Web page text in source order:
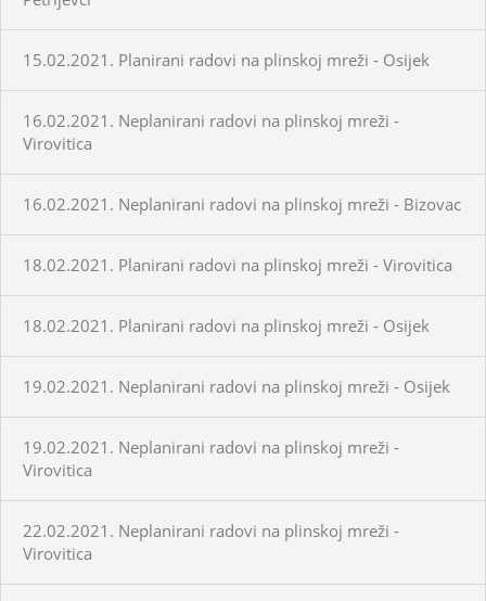
15.02.2021. Planirani radovi na plinskoj mreži - Osijek
16.02.2021. Neplanirani radovi na plinskoj mreži -
Virovitica
16.02.2021. Neplanirani radovi na plinskoj mreži - Bizovac
18.02.2021. Planirani radovi na plinskoj mreži - Virovitica
18.02.2021. Planirani radovi na plinskoj mreži - Osijek
19.02.2021. Neplanirani radovi na plinskoj mreži - Osijek
19.02.2021. Neplanirani radovi na plinskoj mreži -
Virovitica
22.02.2021. Neplanirani radovi na plinskoj mreži -
Virovitica